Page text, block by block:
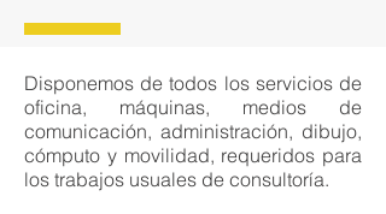
Disponemos de todos los servicios de
oficina, máquinas, medios de
comunicación, administración, dibujo,
cómputo y movilidad, requeridos para
los trabajos usuales de consultoría.